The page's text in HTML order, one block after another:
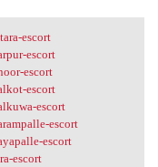
escort
escort
escort
escort
escort
escort
escort
escort